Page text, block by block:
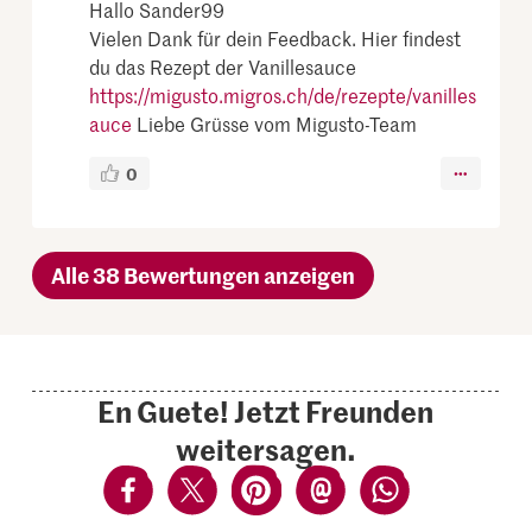
Hallo Sander99
Vielen Dank für dein Feedback. Hier findest
du das Rezept der Vanillesauce
https://migusto.migros.ch/de/rezepte/vanilles
auce Liebe Grüsse vom Migusto-Team
0
Alle 38 Bewertungen anzeigen
En Guete! Jetzt Freunden
weitersagen.